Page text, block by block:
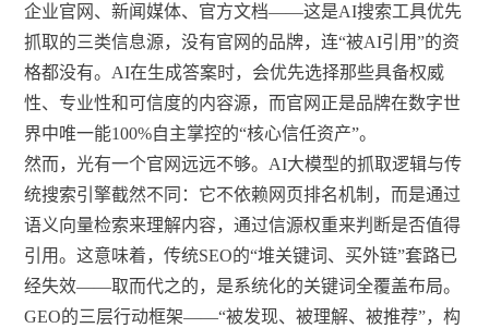
企业官网、新闻媒体、官方文档——这是AI搜索工具优先
抓取的三类信息源，没有官网的品牌，连“被AI引用”的资
格都没有。AI在生成答案时，会优先选择那些具备权威
性、专业性和可信度的内容源，而官网正是品牌在数字世
界中唯一能100%自主掌控的“核心信任资产”。
然而，光有一个官网远远不够。AI大模型的抓取逻辑与传
统搜索引擎截然不同：它不依赖网页排名机制，而是通过
语义向量检索来理解内容，通过信源权重来判断是否值得
引用。这意味着，传统SEO的“堆关键词、买外链”套路已
经失效——取而代之的，是系统化的关键词全覆盖布局。
GEO的三层行动框架——“被发现、被理解、被推荐”，构